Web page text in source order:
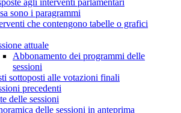
agli interventi parlamentari
sono i paragrammi
che contengono tabelle o grafici
attuale
Abbonamento dei programmi delle
sessioni
sottoposti alle votazioni finali
precedenti
delle sessioni
delle sessioni in anteprima